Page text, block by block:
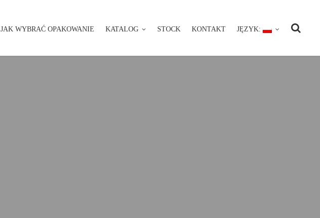
JAK WYBRAĆ OPAKOWANIE KATALOG STOCK KONTAKT JĘZYK:
JAK WYBRAĆ OPAKOWANIE KATALOG STOCK KONTAKT JĘZYK: